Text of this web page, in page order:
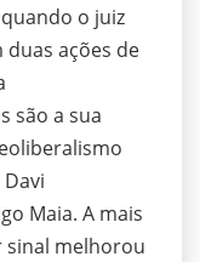
o juiz
ações de
são a sua
Maia. A mais
sinal melhorou